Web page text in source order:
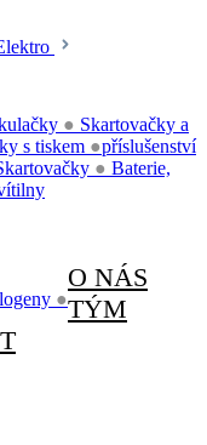
●
s tiskem ●
Skartovačky a
příslušenství
● Baterie,
●
O NÁS
TÝM